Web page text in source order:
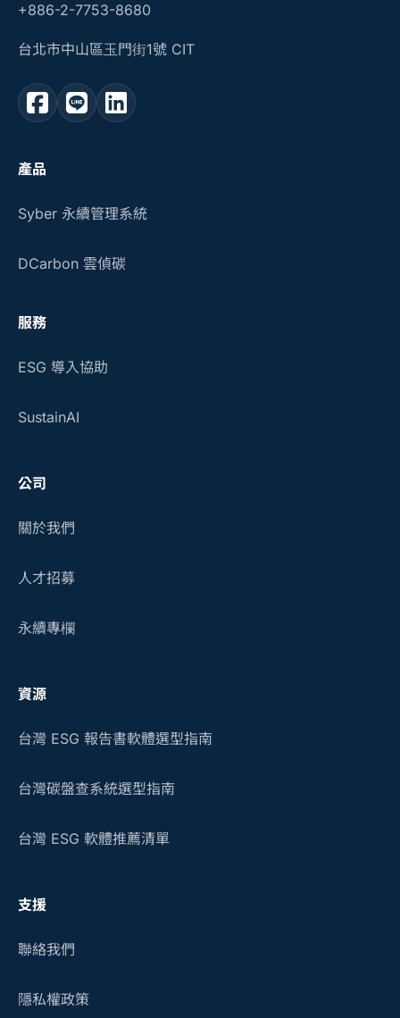
+886-2-7753-8680
台北市中山區玉門街1號 CIT
產品
Syber 永續管理系統
DCarbon 雲偵碳
服務
ESG 導入協助
SustainAI
公司
關於我們
人才招募
永續專欄
資源
台灣 ESG 報告書軟體選型指南
台灣碳盤查系統選型指南
台灣 ESG 軟體推薦清單
支援
聯絡我們
隱私權政策